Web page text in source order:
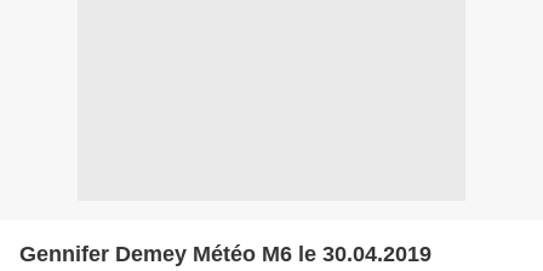
Gennifer Demey Météo M6 le 30.04.2019